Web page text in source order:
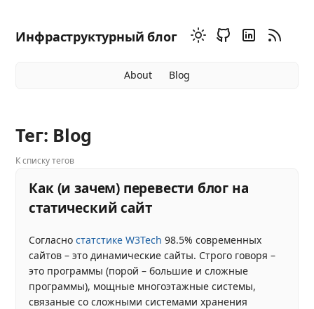
Инфраструктурный блог
About Blog
Тег: Blog
К списку тегов
Как (и зачем) перевести блог на
статический сайт
Согласностатстике W3Tech 98.5% современных
сайтов – это динамические сайты. Строго говоря –
это программы (порой – большие и сложные
программы), мощные многоэтажные системы,
связаные со сложными системами хранения